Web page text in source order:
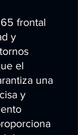
frontal
y
el
una
y